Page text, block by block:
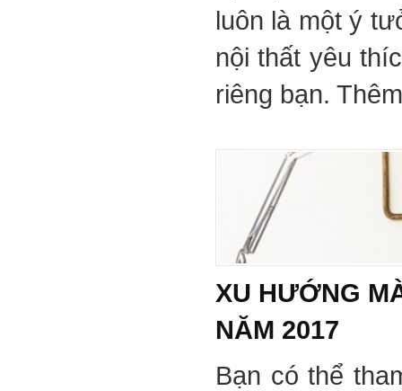
luôn là một ý
nội thất yêu
riêng bạn.
XU HƯỚNG
NĂM 2017
Bạn có thể